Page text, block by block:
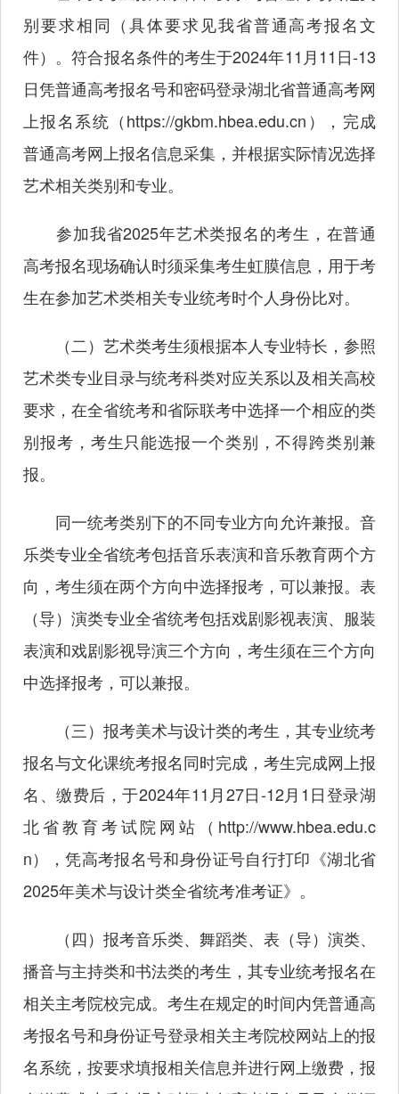
别要求相同（具体要求见我省普通高考报名文
件）。符合报名条件的考生于2024年11月11日-13
日凭普通高考报名号和密码登录湖北省普通高考网
上报名系统（https://gkbm.hbea.edu.cn ），完成
普通高考网上报名信息采集，并根据实际情况选择
艺术相关类别和专业。
参加我省2025年艺术类报名的考生，在普通
高考报名现场确认时须采集考生虹膜信息，用于考
生在参加艺术类相关专业统考时个人身份比对。
（二）艺术类考生须根据本人专业特长，参照
艺术类专业目录与统考科类对应关系以及相关高校
要求，在全省统考和省际联考中选择一个相应的类
别报考，考生只能选报一个类别，不得跨类别兼
报。
同一统考类别下的不同专业方向允许兼报。音
乐类专业全省统考包括音乐表演和音乐教育两个方
向，考生须在两个方向中选择报考，可以兼报。表
（导）演类专业全省统考包括戏剧影视表演、服装
表演和戏剧影视导演三个方向，考生须在三个方向
中选择报考，可以兼报。
（三）报考美术与设计类的考生，其专业统考
报名与文化课统考报名同时完成，考生完成网上报
名、缴费后，于2024年11月27日-12月1日登录湖
北省教育考试院网站（ http://www.hbea.edu.c
n），凭高考报名号和身份证号自行打印《湖北省
2025年美术与设计类全省统考准考证》。
（四）报考音乐类、舞蹈类、表（导）演类、
播音与主持类和书法类的考生，其专业统考报名在
相关主考院校完成。考生在规定的时间内凭普通高
考报名号和身份证号登录相关主考院校网站上的报
名系统，按要求填报相关信息并进行网上缴费，报